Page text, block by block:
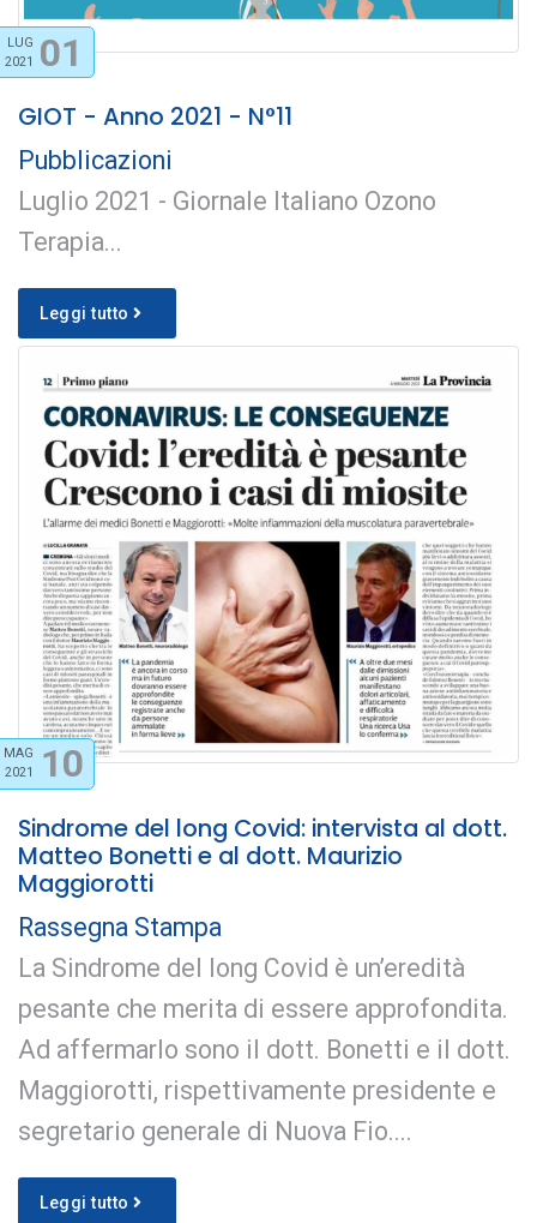
LUG
2021
01
GIOT - Anno 2021 - N°11
Pubblicazioni
Luglio 2021 - Giornale Italiano Ozono
Terapia...
Leggi tutto
MAG
2021
10
Sindrome del long Covid: intervista al dott.
Matteo Bonetti e al dott. Maurizio
Maggiorotti
Rassegna Stampa
La Sindrome del long Covid è un’eredità
pesante che merita di essere approfondita.
Ad affermarlo sono il dott. Bonetti e il dott.
Maggiorotti, rispettivamente presidente e
segretario generale di Nuova Fio....
Leggi tutto